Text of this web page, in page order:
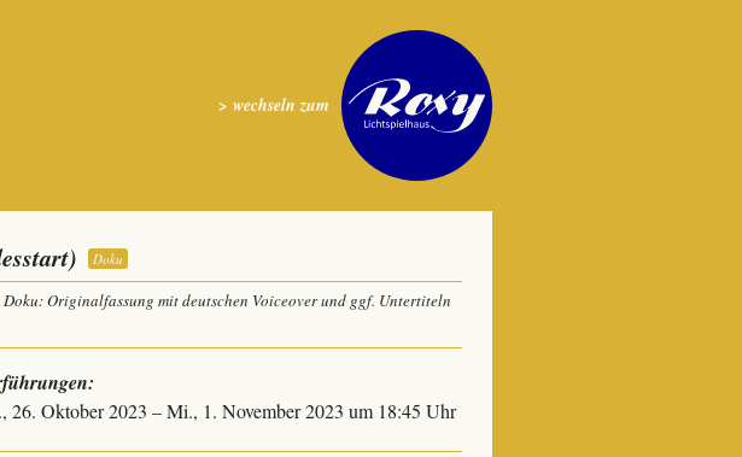
> wechseln zum
Doku
Doku: Originalfassung mit deutschen Voiceover und ggf. Untertiteln
26. Oktober 2023 – Mi., 1. November 2023 um 18:45 Uhr